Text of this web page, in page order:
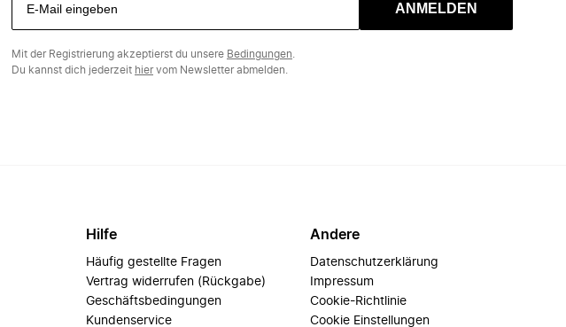
ANMELDEN
Mit der Registrierung akzeptierst du unsere Bedingungen
Du kannst dich jederzeit hiervom Newsletter abmelden.
Hilfe
Häufig gestellte Fragen
Vertrag widerrufen (Rückgabe)
Geschäftsbedingungen
Kundenservice
Andere
Datenschutzerklärung
Impressum
Cookie-Richtlinie
Cookie Einstellungen